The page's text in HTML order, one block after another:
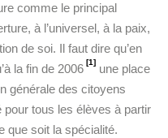
comme le principal
à l’universel, à la paix,
de soi. Il faut dire qu’en
la fin de 2006 [1]une place
générale des citoyens
pour tous les élèves à partir
que soit la spécialité.